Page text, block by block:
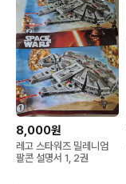
8,000원
레고 스타워즈 밀레니엄
팔콘 설명서 1, 2권